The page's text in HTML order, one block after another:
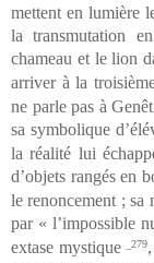
mettent en lumière
la transmutation
chameau et le lion
arriver à la
ne parle pas à
sa symbolique
la réalité lui
d’objets rangés en
le renoncement ; sa
par « l’impossible
extase mystique
_279